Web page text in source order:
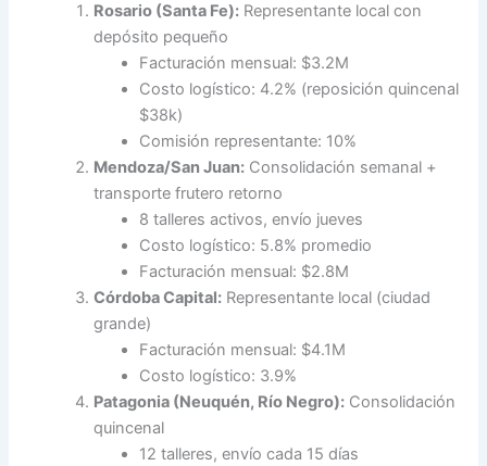
Rosario (Santa Fe): Representante local con
depósito pequeño
Facturación mensual: $3.2M
Costo logístico: 4.2% (reposición quincenal
$38k)
Comisión representante: 10%
Mendoza/San Juan: Consolidación semanal +
transporte frutero retorno
8 talleres activos, envío jueves
Costo logístico: 5.8% promedio
Facturación mensual: $2.8M
Córdoba Capital: Representante local (ciudad
grande)
Facturación mensual: $4.1M
Costo logístico: 3.9%
Patagonia (Neuquén, Río Negro): Consolidación
quincenal
12 talleres, envío cada 15 días